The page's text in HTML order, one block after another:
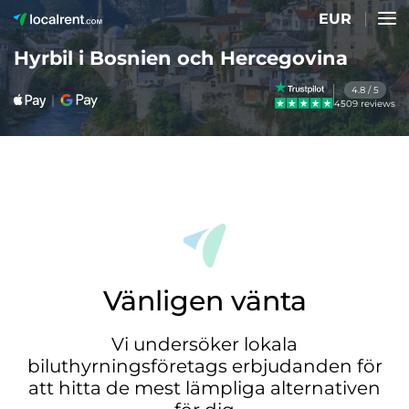
EUR
Hyrbil i Bosnien och Hercegovina
4.8 / 5
4509 reviews
Vänligen vänta
Vi undersöker lokala
biluthyrningsföretags erbjudanden för
att hitta de mest lämpliga alternativen